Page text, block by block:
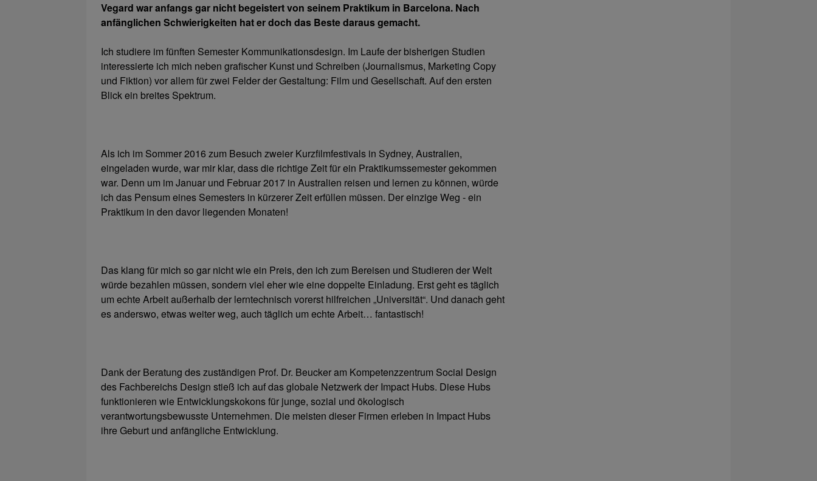
Vegard war anfangs gar nicht begeistert von seinem Praktikum in Barcelona. Nach
anfänglichen Schwierigkeiten hat er doch das Beste daraus gemacht.
Ich studiere im fünften Semester Kommunikationsdesign. Im Laufe der bisherigen Studien
interessierte ich mich neben grafischer Kunst und Schreiben (Journalismus, Marketing Copy
und Fiktion) vor allem für zwei Felder der Gestaltung: Film und Gesellschaft. Auf den ersten
Blick ein breites Spektrum.
Als ich im Sommer 2016 zum Besuch zweier Kurzfilmfestivals in Sydney, Australien,
eingeladen wurde, war mir klar, dass die richtige Zeit für ein Praktikumssemester gekommen
war. Denn um im Januar und Februar 2017 in Australien reisen und lernen zu können, würde
ich das Pensum eines Semesters in kürzerer Zeit erfüllen müssen. Der einzige Weg - ein
Praktikum in den davor liegenden Monaten!
Das klang für mich so gar nicht wie ein Preis, den ich zum Bereisen und Studieren der Welt
würde bezahlen müssen, sondern viel eher wie eine doppelte Einladung. Erst geht es täglich
um echte Arbeit außerhalb der lerntechnisch vorerst hilfreichen „Universität“. Und danach geht
es anderswo, etwas weiter weg, auch täglich um echte Arbeit… fantastisch!
Dank der Beratung des zuständigen Prof. Dr. Beucker am Kompetenzzentrum Social Design
des Fachbereichs Design stieß ich auf das globale Netzwerk der Impact Hubs. Diese Hubs
funktionieren wie Entwicklungskokons für junge, sozial und ökologisch
verantwortungsbewusste Unternehmen. Die meisten dieser Firmen erleben in Impact Hubs
ihre Geburt und anfängliche Entwicklung.